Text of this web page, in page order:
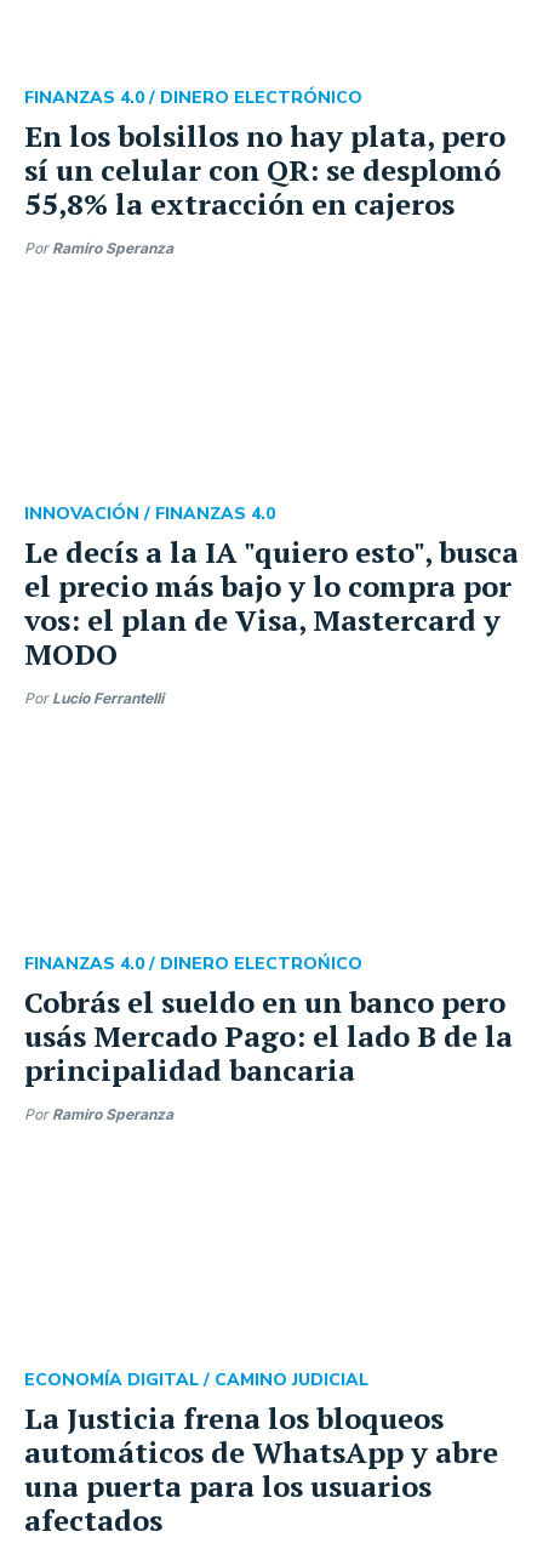
En los bolsillos no hay plata, pero
sí un celular con QR: se desplomó
55,8% la extracción en cajeros
FINANZAS 4.0 / DINERO ELECTRÓNICO
Por Ramiro Speranza
Le decís a la IA "quiero esto", busca
el precio más bajo y lo compra por
vos: el plan de Visa, Mastercard y
MODO
INNOVACIÓN / FINANZAS 4.0
Por Lucio Ferrantelli
Cobrás el sueldo en un banco pero
usás Mercado Pago: el lado B de la
principalidad bancaria
FINANZAS 4.0 / DINERO ELECTROŃICO
Por Ramiro Speranza
La Justicia frena los bloqueos
automáticos de WhatsApp y abre
una puerta para los usuarios
afectados
ECONOMÍA DIGITAL / CAMINO JUDICIAL